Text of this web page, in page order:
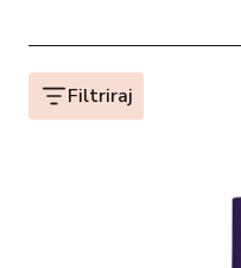
Filtriraj